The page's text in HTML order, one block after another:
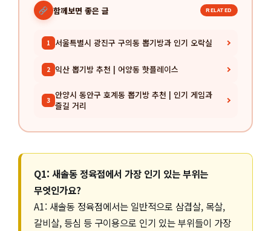
함께보면 좋은 글 RELATED
1 서울특별시 광진구 구의동 뽑기방과 인기 오락실
2 익산 뽑기방 추천 | 어양동 핫플레이스
3 안양시 동안구 호계동 뽑기방 추천 | 인기 게임과
즐길 거리
Q1: 새솔동 정육점에서 가장 인기 있는 부위는
무엇인가요?
A1: 새솔동 정육점에서는 일반적으로 삼겹살, 목살,
갈비살, 등심 등 구이용으로 인기 있는 부위들이 가장